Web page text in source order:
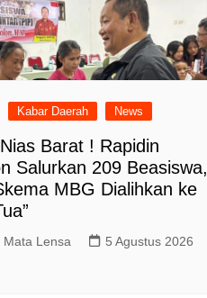
Kabar Daerah News
Barat ! Rapidin
Salurkan 209 Beasiswa,
MBG Dialihkan ke
Mata Lensa
5 Agustus 2026